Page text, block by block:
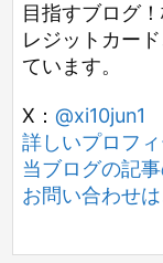
目指すブログ
レジットカー
ています。
X： @xi10jun1
詳しいプロフ
当ブログの記
お問い合わせ